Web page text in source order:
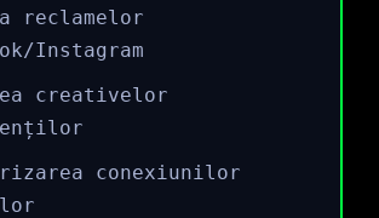
reclamelor
Instagram
creativelor
conexiunilor